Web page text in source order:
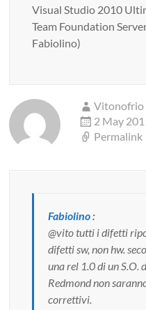
Visual Studio 2010
Team Foundation
Fabiolino)
Vitonofrio
2 May
Permalink
Fabiolino:
@vito tutti i difetti
difetti sw, non hw.
una rel 1.0 di un S.O.
Redmond non
correttivi.